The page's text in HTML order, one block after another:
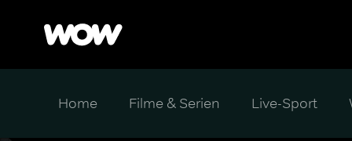
Home Filme & Serien Live-Sport